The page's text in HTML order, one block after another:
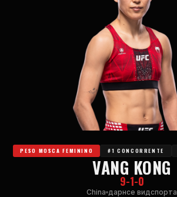
PESO MOSCA FEMININO #1 CONCORRENTE
VANG KONG
9-1-0
China дарнсе видспорта